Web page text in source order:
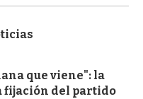
que viene": la
fijación del partido